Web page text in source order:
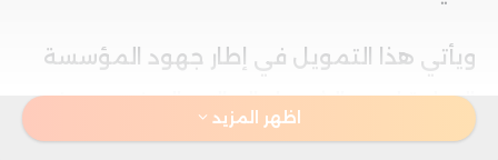
ويأتي هذا التمويل في إطار جهود المؤسسة
الدولية لدعم الشمول المالي بالمغرب، حيث
صادق مجلس إدارتها على العملية قبل توقيع
اظهر المزيد